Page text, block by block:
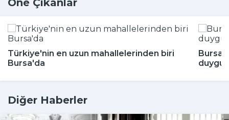
Öne Çıkanlar
Türkiye'nin en uzun mahallelerinden biri
Bursa'da
Diğer Haberler